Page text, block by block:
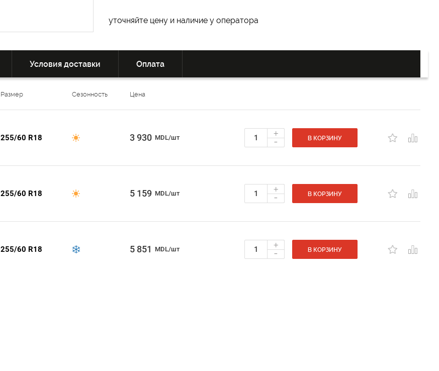
уточняйте цену и наличие у оператора
Условия доставки Оплата
Размер Сезонность Цена
255/60 R18 3 930 MDL/шт +
- В КОРЗИНУ
255/60 R18 5 159 MDL/шт +
- В КОРЗИНУ
255/60 R18 5 851 MDL/шт +
- В КОРЗИНУ